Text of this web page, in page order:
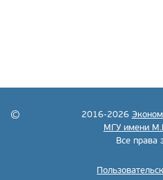
2016-2026
МГУ имени
Все